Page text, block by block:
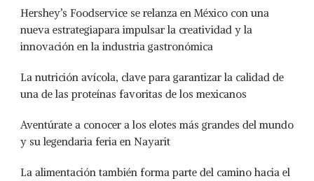
Hershey’s Foodservice se relanza en México con una
nueva estrategiapara impulsar la creatividad y la
innovación en la industria gastronómica
La nutrición avícola, clave para garantizar la calidad de
una de las proteínas favoritas de los mexicanos
Aventúrate a conocer a los elotes más grandes del mundo
y su legendaria feria en Nayarit
La alimentación también forma parte del camino hacia el